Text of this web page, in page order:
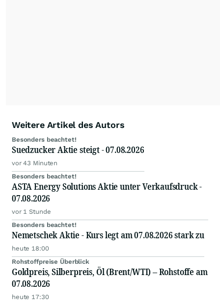
Weitere Artikel des Autors
Besonders beachtet!
Suedzucker Aktie steigt - 07.08.2026
vor 43 Minuten
Besonders beachtet!
ASTA Energy Solutions Aktie unter Verkaufsdruck -
07.08.2026
vor 1 Stunde
Besonders beachtet!
Nemetschek Aktie - Kurs legt am 07.08.2026 stark zu
heute 18:00
Rohstoffpreise Überblick
Goldpreis, Silberpreis, Öl (Brent/WTI) – Rohstoffe am
07.08.2026
heute 17:30